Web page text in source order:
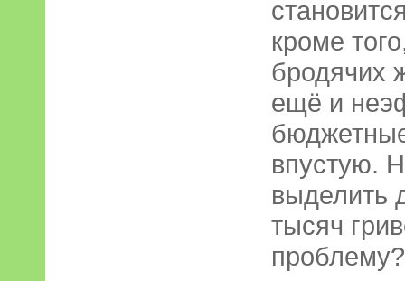
кроме
бродячих
ещё и
впустую.
выделить
тысяч
проблему?